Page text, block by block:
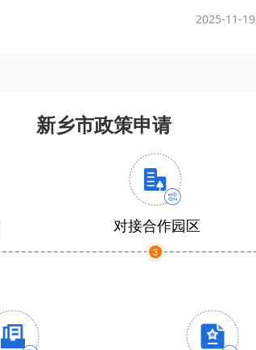
2025-11-19
新乡市政策申请
对接合作园区